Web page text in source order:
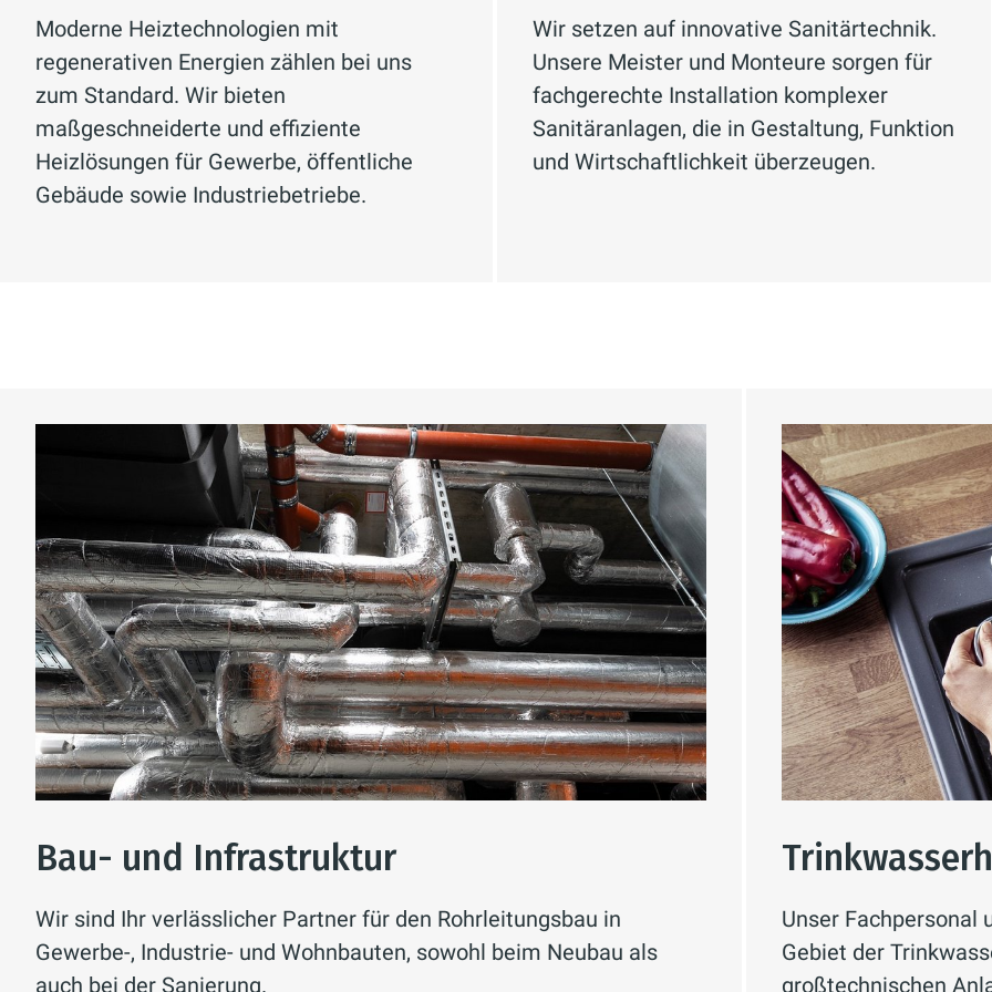
Wirtschaftlichkeit und Nachhaltigkeit bedeutet.
Verringert CO2-Ausstoß:
Unsere Bemühungen zur Energieeinsparung und Effizienzsteigerung tragen zur
unterstützen den Umweltschutz sowie die Bekämpfung des Klimawandels.
Unser modernes Energiemanagement umfasst die Überwachung, Erfassung und
Moderne Heiztechnologien mit
regenerativen Energien zählen bei uns
zum Standard. Wir bieten
maßgeschneiderte und effiziente
Heizlösungen für Gewerbe, öffentliche
Gebäude sowie Industriebetriebe.
Wir setzen auf innovative Sanitärtechnik.
Unsere Meister und Monteure sorgen für
fachgerechte Installation komplexer
Sanitäranlagen, die in Gestaltung, Funktion
und Wirtschaftlichkeit überzeugen.
Bau- und Infrastruktur
Wir sind Ihr verlässlicher Partner für den Rohrleitungsbau in
Gewerbe-, Industrie- und Wohnbauten, sowohl beim Neubau als
auch bei der Sanierung.
Unser Fachpersonal
Gebiet der
großtechnischen